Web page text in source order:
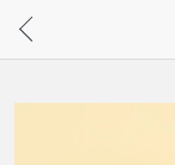
请通过微信或支